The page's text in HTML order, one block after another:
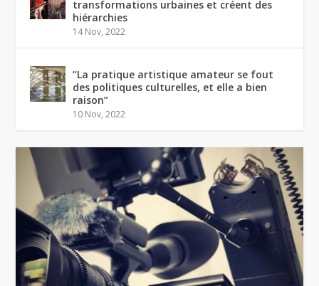
transformations urbaines et créent des
hiérarchies
14 Nov, 2022
“La pratique artistique amateur se fout
des politiques culturelles, et elle a bien
raison”
10 Nov, 2022